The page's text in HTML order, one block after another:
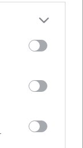
more Google
may click to
party tags to
below Google